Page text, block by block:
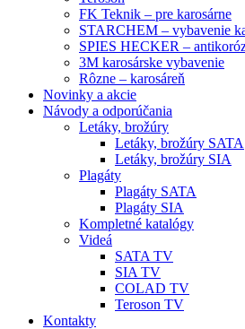
FK Teknik – pre karosárne
STARCHEM – vybavenie
SPIES HECKER –
3M karosárske vybavenie
Rôzne – karosáreň
Novinky a akcie
Návody a odporúčania
Letáky, brožúry
Letáky, brožúry SATA
Letáky, brožúry SIA
Plagáty
Plagáty SATA
Plagáty SIA
Kompletné katalógy
Videá
SATA TV
SIA TV
COLAD TV
Teroson TV
Kontakty